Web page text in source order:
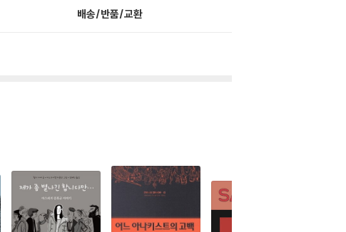
배송/반품/교환